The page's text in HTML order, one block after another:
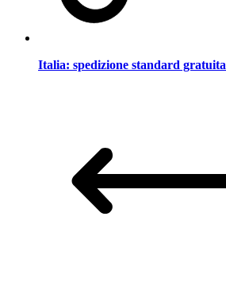
Italia: spedizione standard gratuita